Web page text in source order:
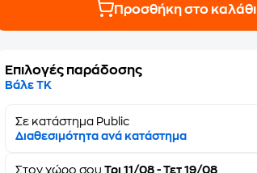
Προσθήκη στο καλάθι
Επιλογές παράδοσης
Βάλε ΤΚ
Σε κατάστημα Public
Διαθεσιμότητα ανά κατάστημα
Στονχώρο σου Τρι 11/08 - Τετ 19/08